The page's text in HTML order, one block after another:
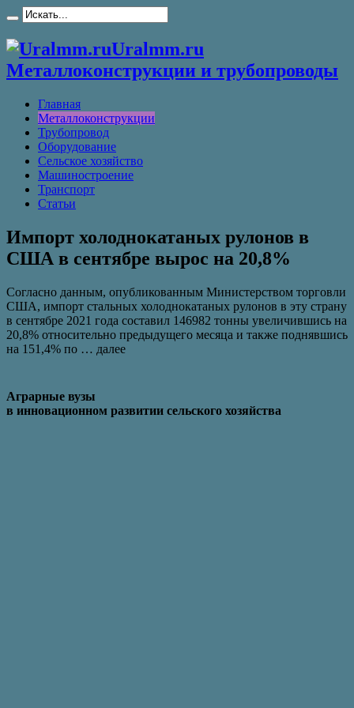
Uralmm.ru
Металлоконструкции и трубопроводы
Главная
Металлоконструкции
Трубопровод
Оборудование
Сельское хозяйство
Машиностроение
Транспорт
Статьи
Импорт холоднокатаных рулонов в
США в сентябре вырос на 20,8%
Согласно данным, опубликованным Министерством торговли
США, импорт стальных холоднокатаных рулонов в эту страну
в сентябре 2021 года составил 146982 тонны увеличившись на
20,8% относительно предыдущего месяца и также поднявшись
на 151,4% по … далее
Аграрные вузы
в инновационном развитии сельского хозяйства